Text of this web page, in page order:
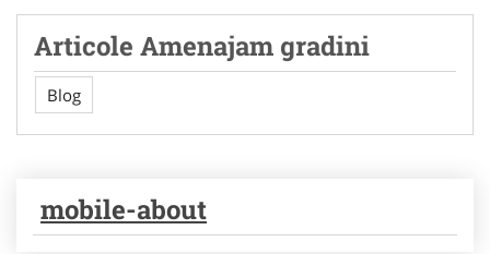
Articole Amenajam gradini
Blog
mobile-about